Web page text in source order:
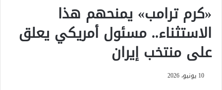
«كرم ترامب» يمنحهم هذا
الاستثناء.. مسئول أمريكي يعلق
على منتخب إيران
10 يونيو، 2026